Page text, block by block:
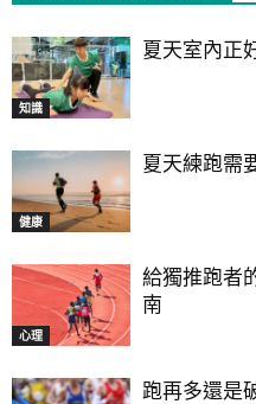
知識
夏天室內正
健康
夏天練跑需
心理
給獨推跑者
南
跑再多還是